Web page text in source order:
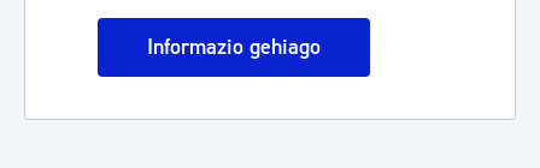
Informazio gehiago